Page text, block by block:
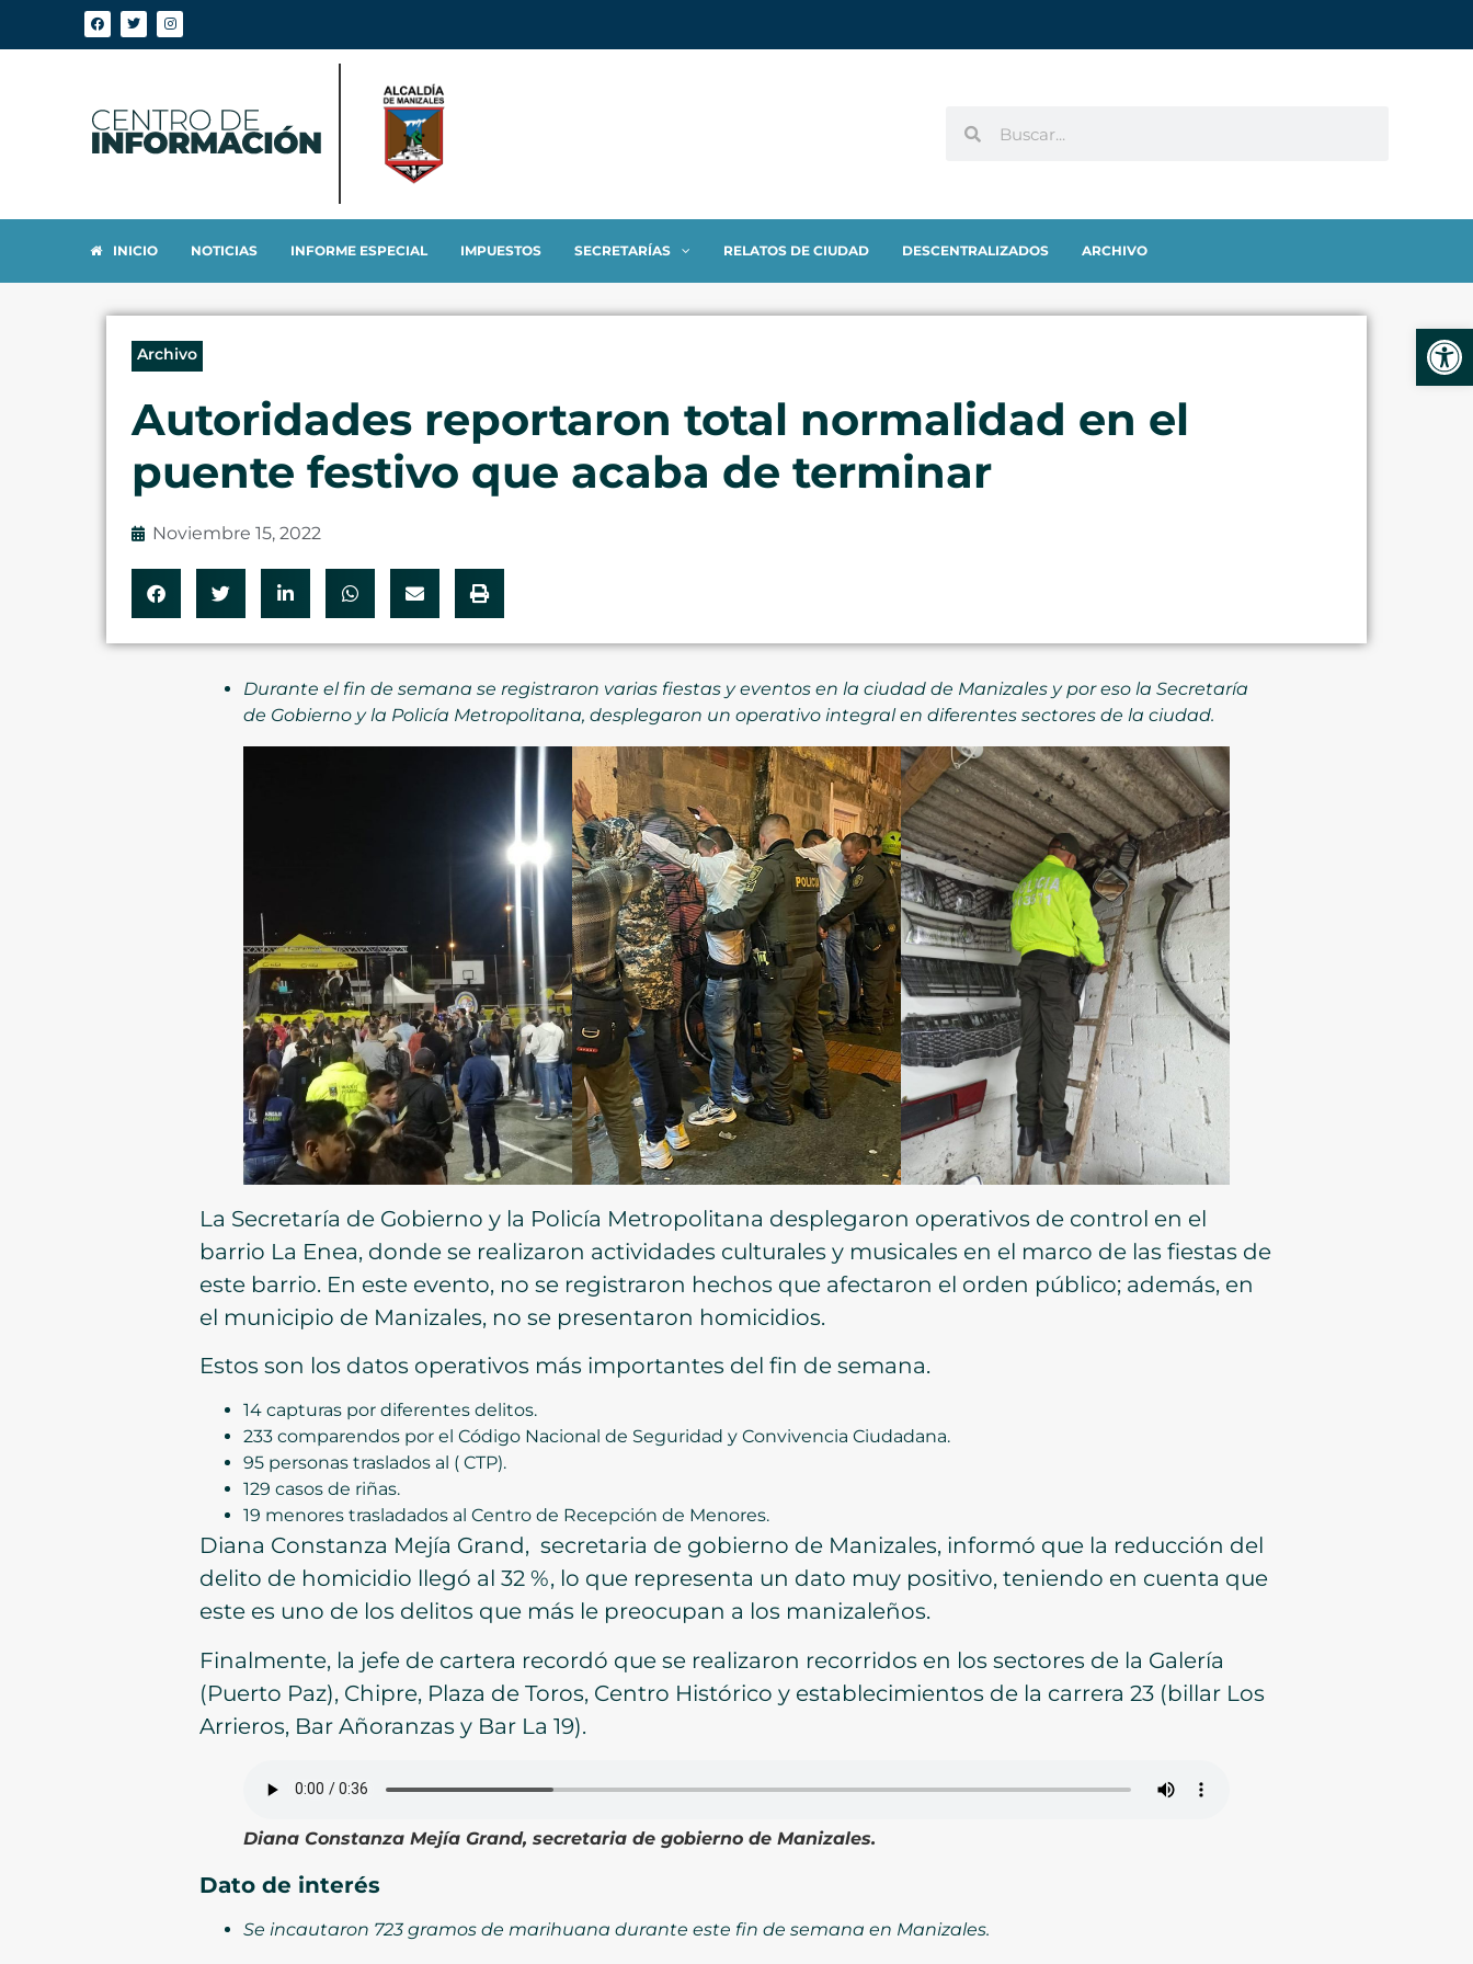
INICIO NOTICIAS INFORME ESPECIAL IMPUESTOS SECRETARÍAS RELATOS DE CIUDAD DESCENTRALIZADOS ARCHIVO
Archivo
Autoridades reportaron total normalidad en el
puente festivo que acaba de terminar
Noviembre 15, 2022
Durante el fin de semana se registraron varias fiestas y eventos en la ciudad de Manizales y por eso la Secretaría
de Gobierno y la Policía Metropolitana, desplegaron un operativo integral en diferentes sectores de la ciudad.
La Secretaría de Gobierno y la Policía Metropolitana desplegaron operativos de control en el
barrio La Enea, donde se realizaron actividades culturales y musicales en el marco de las fiestas de
este barrio. En este evento, no se registraron hechos que afectaron el orden público; además, en
el municipio de Manizales, no se presentaron homicidios.
Estos son los datos operativos más importantes del fin de semana.
14 capturas por diferentes delitos.
233 comparendos por el Código Nacional de Seguridad y Convivencia Ciudadana.
95 personas traslados al ( CTP).
129 casos de riñas.
19 menores trasladados al Centro de Recepción de Menores.
Diana Constanza Mejía Grand, secretaria de gobierno de Manizales, informó que la reducción del
delito de homicidio llegó al 32 %, lo que representa un dato muy positivo, teniendo en cuenta que
este es uno de los delitos que más le preocupan a los manizaleños.
Finalmente, la jefe de cartera recordó que se realizaron recorridos en los sectores de la Galería
(Puerto Paz), Chipre, Plaza de Toros, Centro Histórico y establecimientos de la carrera 23 (billar Los
Arrieros, Bar Añoranzas y Bar La 19).
Diana Constanza Mejía Grand, secretaria de gobierno de Manizales.
Dato de interés
Se incautaron 723 gramos de marihuana durante este fin de semana en Manizales.